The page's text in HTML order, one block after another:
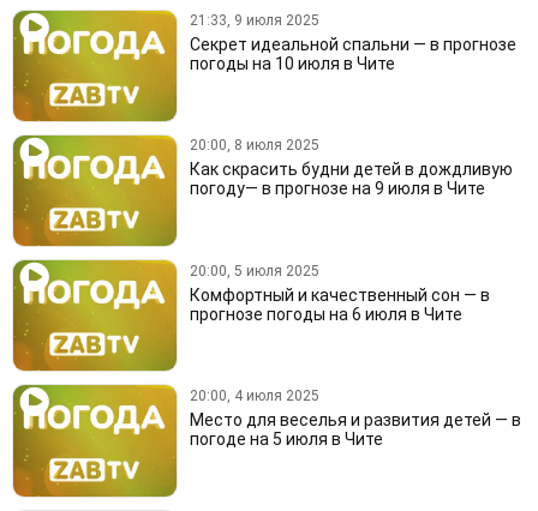
21:33, 9 июля 2025
Секрет идеальной спальни — в прогнозе
погоды на 10 июля в Чите
20:00, 8 июля 2025
Как скрасить будни детей в дождливую
погоду— в прогнозе на 9 июля в Чите
20:00, 5 июля 2025
Комфортный и качественный сон — в
прогнозе погоды на 6 июля в Чите
20:00, 4 июля 2025
Место для веселья и развития детей — в
погоде на 5 июля в Чите